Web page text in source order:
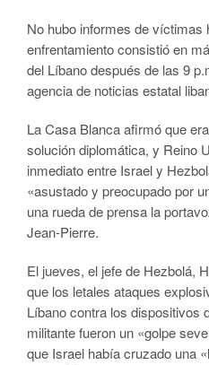
No hubo informes de víctimas
enfrentamiento consistió en
del Líbano después de las 9
agencia de noticias estatal
La Casa Blanca afirmó que
solución diplomática, y Reino
inmediato entre Israel y
«asustado y preocupado por
una rueda de prensa la
Jean-Pierre.
El jueves, el jefe de Hezbolá,
que los letales ataques
Líbano contra los dispositivos
militante fueron un «golpe
que Israel había cruzado una